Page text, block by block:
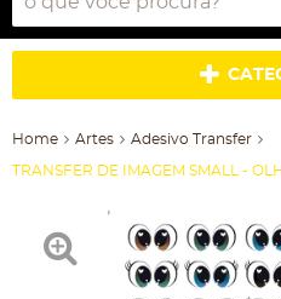
Home Artes Adesivo Transfer
TRANSFER DE IMAGEM SMALL -